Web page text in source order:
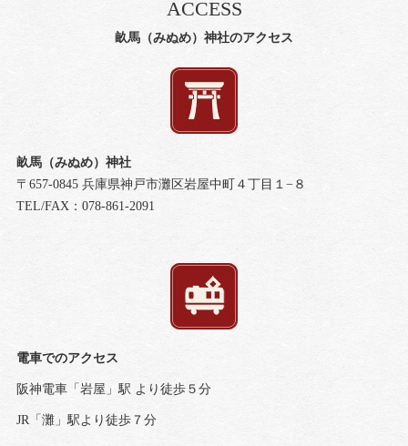
畝馬（みぬめ）神社のアクセス
ACCESS
畝馬（みぬめ）神社
〒657-0845 兵庫県神戸市灘区岩屋中町４丁目１−８
TEL/FAX：078-861-2091
電車でのアクセス
阪神電車「岩屋」駅 より徒歩５分
JR「灘」駅より徒歩７分